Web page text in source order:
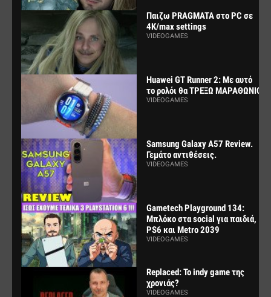
Παιζω PRAGMATA στο PC σε
4K/max settings
VIDEOGAMES
Huawei GT Runner 2: Με αυτό
το ρολόι θα ΤΡΕΞΩ ΜΑΡΑΘΩΝΙΟ
VIDEOGAMES
Samsung Galaxy A57 Review.
Γεμάτο αντιθέσεις.
VIDEOGAMES
Gametech Playground 134:
Μπλόκο στα social για παιδιά,
PS6 και Metro 2039
VIDEOGAMES
Replaced: Το indy game της
χρονιάς?
VIDEOGAMES